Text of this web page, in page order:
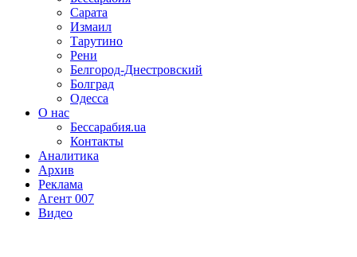
Сарата
Измаил
Тарутино
Рени
Белгород-Днестровский
Болград
Одесса
О нас
Бессарабия.ua
Контакты
Аналитика
Архив
Реклама
Агент 007
Видео